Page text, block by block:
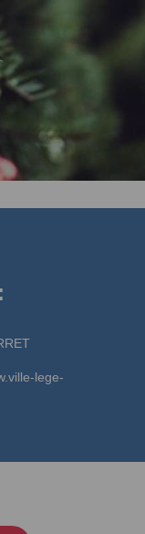
lege-